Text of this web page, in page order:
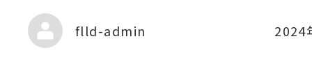
2024
flld-admin